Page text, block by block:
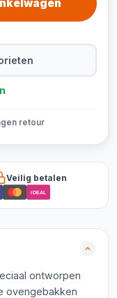
retour
Veilig betalen
iDEAL
ontworpen
ovengebakken